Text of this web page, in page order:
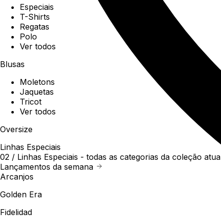
Especiais
T-Shirts
Regatas
Polo
Ver todos
Blusas
Moletons
Jaquetas
Tricot
Ver todos
Oversize
Linhas Especiais
02 / Linhas Especiais - todas as categorias da coleção
Lançamentos da semana
Arcanjos
Golden Era
Fidelidad